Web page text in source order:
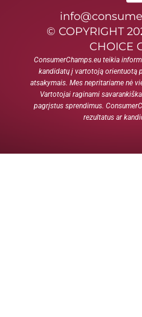
© COPYRIGHT
CHOICE
ConsumerChamps.eu teikia
kandidatų į vartotoją orientuotą
atsakymais. Mes nepritariame nė
Vartotojai raginami
pagrįstus sprendimus.
rezultatus ar